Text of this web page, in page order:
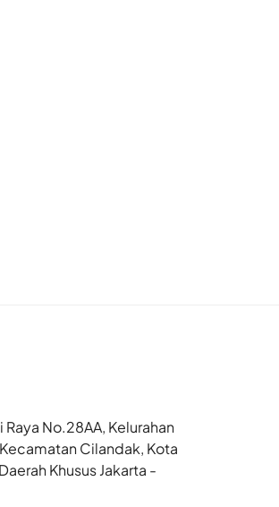
Raya No.28AA, Kelurahan
Cilandak, Kota
Khusus Jakarta -